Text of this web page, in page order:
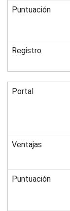
Puntuación
Registro
Portal
Ventajas
Puntuación